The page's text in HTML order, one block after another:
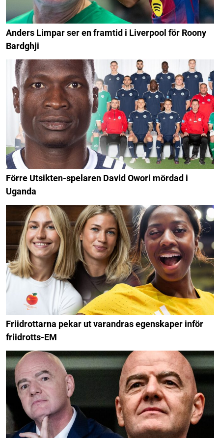
Anders Limpar ser en framtid i Liverpool för Roony
Bardghji
Förre Utsikten-spelaren David Owori mördad i
Uganda
Friidrottarna pekar ut varandras egenskaper inför
friidrotts-EM